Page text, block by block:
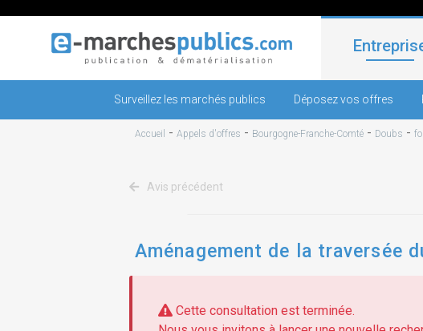
Surveillez les marchés publics Déposez vos offres
Accueil - Appels d'offres - Bourgogne-Franche-Comté - Doubs -
Avis précédent
Aménagement de la traversée
Cette consultation est terminée.